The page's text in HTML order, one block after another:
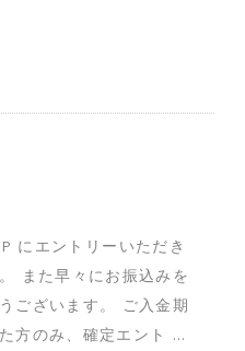
にエントリーいただき
また早々にお振込みを
ございます。 ご入金期
方のみ、確定エント …